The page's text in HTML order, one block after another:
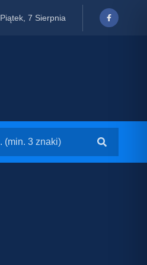
Piątek, 7 Sierpnia